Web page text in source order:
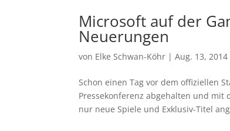
Microsoft auf der
Neuerungen
von Elke Schwan-Köhr |Aug. 13, 2014
Schon einen Tag vor dem offiziellen
Pressekonferenz abgehalten und
nur neue Spiele und Exklusiv-Titel